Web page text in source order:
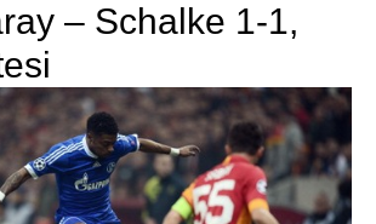
– Schalke 1-1,